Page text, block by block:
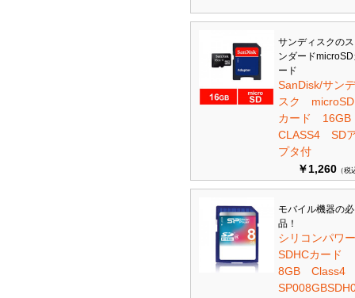
サンディスクの
ンダード
ード
SanDisk/サン
スク
カード
CLASS4 SD
プタ付
￥1,260 （税
モバイル機器の
品！
シリコンパ
SDHCカード
8GB